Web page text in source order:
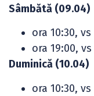
Sâmbătă (09.04)
ora 10:30,
ora 19:00,
Duminică (10.04)
ora 10:30,